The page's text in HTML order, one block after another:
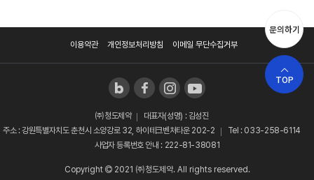
문의하기
TOP
이용약관 개인정보처리방침 이메일 무단수집거부
㈜청도제약
대표자(성명) : 김성진
주소 : 강원특별자치도 춘천시 소양강로 32, 하이테크벤처타운 202-2
Tel : 033-258-6114
사업자 등록번호 안내 : 222-81-38081
Copyright 2021 ㈜청도제약. All rights reserved.